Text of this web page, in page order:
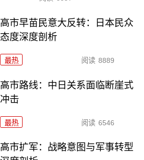
高市早苗民意大反转：日本民众
态度深度剖析
最热 阅读 8889
高市路线：中日关系面临断崖式
冲击
最热 阅读 6546
高市扩军：战略意图与军事转型